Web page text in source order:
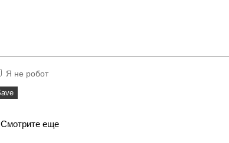
Я не робот
Смотрите еще